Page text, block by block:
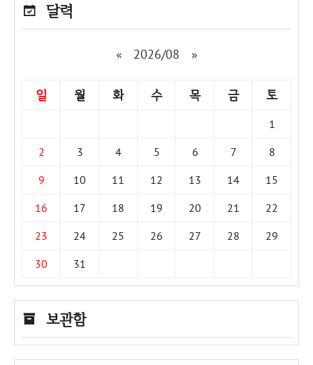
달력
« 2026/08 »
일 월 화 수 목 금 토
1
2
3 4 5 6 7
8
9
10 11 12 13 14
15
16
17 18 19 20 21
22
23
24 25 26 27 28
29
30
31
보관함